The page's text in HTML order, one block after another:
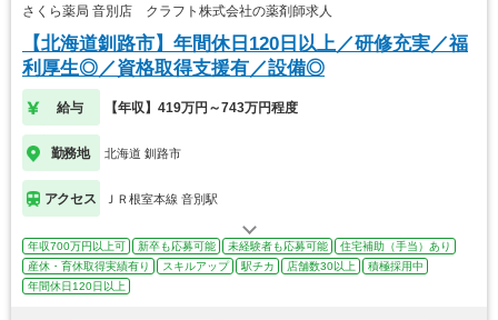
さくら薬局 音別店 クラフト株式会社の薬剤師求人
【北海道釧路市】年間休日120日以上／研修充実／福
利厚生◎／資格取得支援有／設備◎
給与 【年収】419万円～743万円程度
勤務地 北海道 釧路市
アクセス ＪＲ根室本線 音別駅
年収700万円以上可 新卒も応募可能 未経験者も応募可能
住宅補助（手当）あり
産休・育休取得実績有り
スキルアップ 駅チカ 店舗数30以上
積極採用中
年間休日120日以上